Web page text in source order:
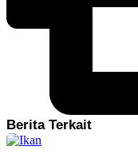
Berita Terkait